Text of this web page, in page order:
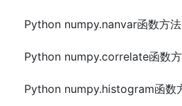
Python numpy.nanvar函数方
Python numpy.correlate函数
Python numpy.histogram函数